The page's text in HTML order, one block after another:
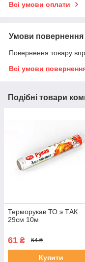
Всі умови оплати
Умови повернення
Повернення товару
Всі умови
Подібні товари
Терморукав ТО э ТАК
29см 10м
61 ₴ 64 ₴
Купити